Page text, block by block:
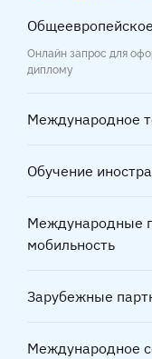
Онлайн запрос для
диплому
Международное
Обучение
Международные
мобильность
Зарубежные
Международное